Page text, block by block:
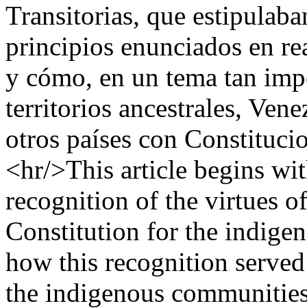
Transitorias, que
principios enunciados en
y cómo, en un tema tan
territorios ancestrales,
otros países con
<hr/>This article begins
recognition of the virtues
Constitution for the
how this recognition
the indigenous